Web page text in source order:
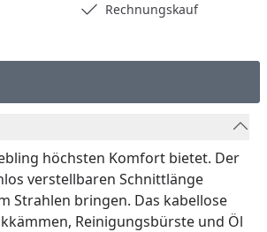
Rechnungskauf
höchsten Komfort bietet. Der
verstellbaren Schnittlänge
Strahlen bringen. Das kabellose
Reinigungsbürste und Öl